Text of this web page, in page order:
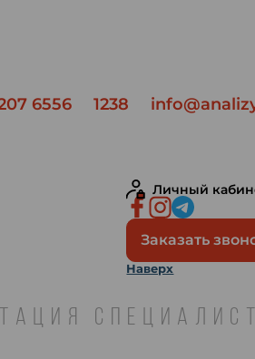
6556 1238
Личный
Заказать
Наверх